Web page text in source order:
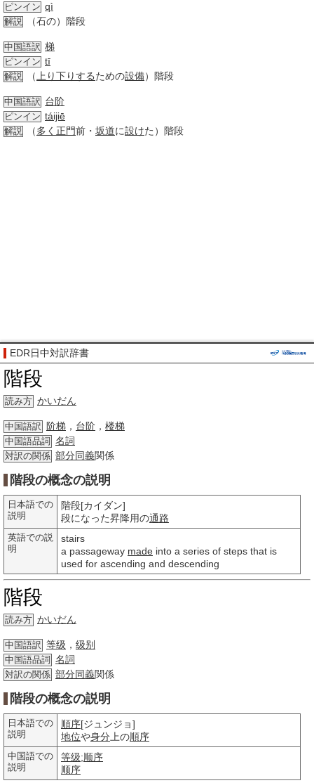
ピンイン qì
解説 （石の）階段
中国語訳 梯
ピンイン tī
解説 （ 上り下りするための設備）階段
中国語訳 台阶
ピンイン táijiē
解説 （多く 正門前・ 坂道に設けた）階段
EDR日中対訳辞書
階段
読み方 かいだん
中国語訳 阶梯 ， 台阶 ， 楼梯
中国語品詞 名詞
対訳の関係 部分同義関係
階段の概念の説明
日本語での
説明
階段[カイダン]
段になった昇降用の通路
英語での説
明
stairs
a passageway made into a series of steps that is
used for ascending and descending
階段
読み方 かいだん
中国語訳 等级 ， 级别
中国語品詞 名詞
対訳の関係 部分同義関係
階段の概念の説明
日本語での
説明
順序[ジュンジョ]
地位や身分 上の順序
中国語での
説明
等级;顺序
顺序